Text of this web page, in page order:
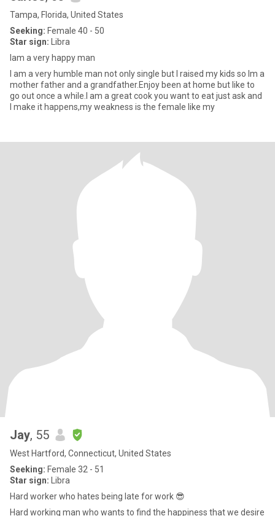
Tampa, Florida, United States
Seeking: Female 40 - 50
Star sign: Libra
Iam a very happy man
I am a very humble man not only single but I raised my kids so Im a
mother father and a grandfather.Enjoy been at home but like to
go out once a while.I am a great cook you want to eat just ask and
I make it happens,my weakness is the female like my
Jay, 55
West Hartford, Connecticut, United States
Seeking: Female 32 - 51
Star sign: Libra
Hard worker who hates being late for work 😎
Hard working man who wants to find the happiness that we desire